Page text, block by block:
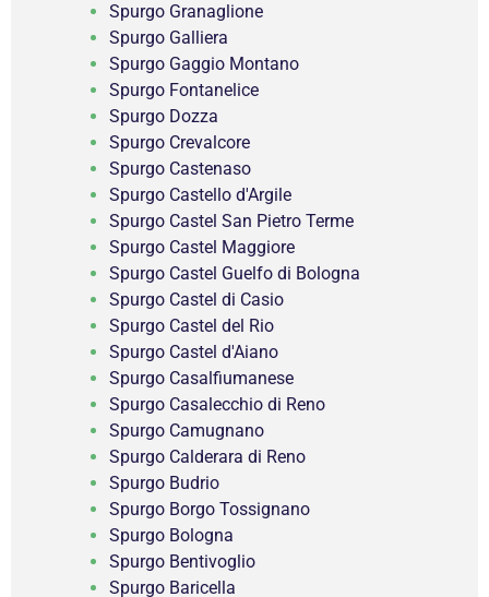
Spurgo Granaglione
Spurgo Galliera
Spurgo Gaggio Montano
Spurgo Fontanelice
Spurgo Dozza
Spurgo Crevalcore
Spurgo Castenaso
Spurgo Castello d'Argile
Spurgo Castel San Pietro Terme
Spurgo Castel Maggiore
Spurgo Castel Guelfo di Bologna
Spurgo Castel di Casio
Spurgo Castel del Rio
Spurgo Castel d'Aiano
Spurgo Casalfiumanese
Spurgo Casalecchio di Reno
Spurgo Camugnano
Spurgo Calderara di Reno
Spurgo Budrio
Spurgo Borgo Tossignano
Spurgo Bologna
Spurgo Bentivoglio
Spurgo Baricella